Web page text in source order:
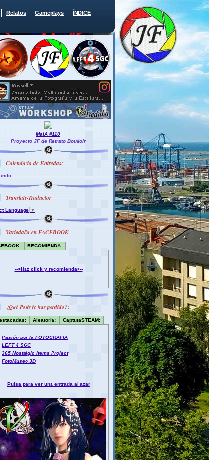
Relatos Gameplays
ÍNDICE
MaIA #110
Proyecto JF de Retrato Boudoir
Calendario de Entradas:
Translate-Traductor
Language ▼
Variedalia en FACEBOOK
RECOMIENDA:
-->Haz click y recomienda<--
¿Qué Posts te has perdido?:
Aleatoria: CapturaSTEAM:
Pasión por la FOTOGRAFIA
LEFT 4 SGC
365 Nostalgic Items Project
FotoMuseo 3D
Pulsa para ver una entrada al azar